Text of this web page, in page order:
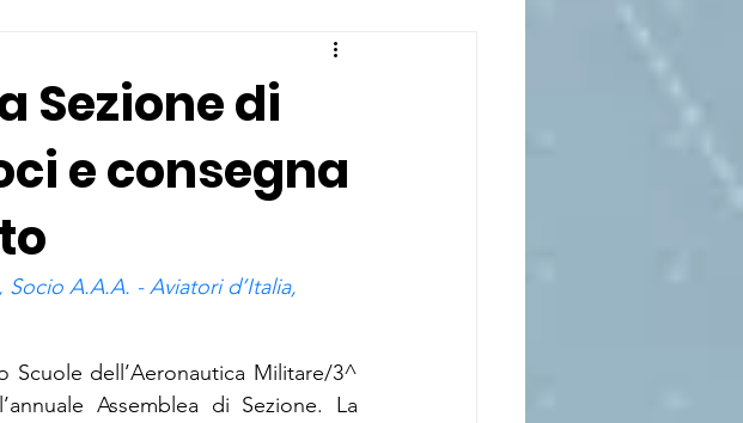
Sezione di
e consegna
A.A.A. - Aviatori d’Italia,
Scuole dell’Aeronautica Militare/3^
Assemblea di Sezione. La